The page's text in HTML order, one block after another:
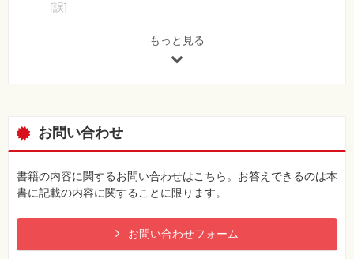
[誤]
もっと見る
お問い合わせ
書籍の内容に関するお問い合わせはこちら。お答えできるのは本
書に記載の内容に関することに限ります。
お問い合わせフォーム